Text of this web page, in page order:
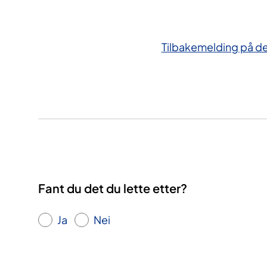
Tilbakemelding på
Fant du det du lette etter?
Ja Nei